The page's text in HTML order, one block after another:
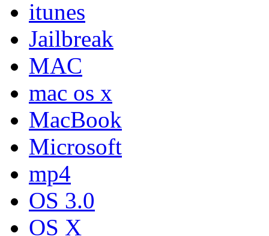
itunes
Jailbreak
MAC
mac os x
MacBook
Microsoft
mp4
OS 3.0
OS X